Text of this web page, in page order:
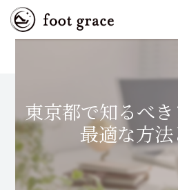
東京都で知るべき
最適な方法